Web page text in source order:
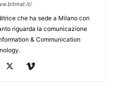
che ha sede a Milano con
riguarda la comunicazione
& Communication